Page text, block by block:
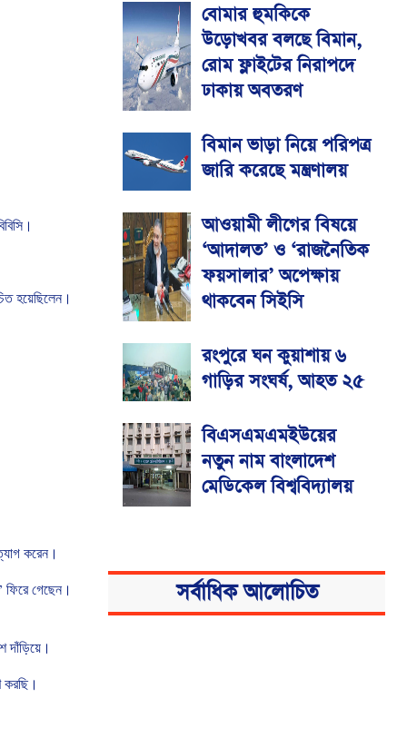
হয়েছিলেন।
করেন।
ফিরে গেছেন।
দাঁড়িয়ে।
করছি।
বোমার হুমকিকে
উড়োখবর বলছে বিমান,
রোম ফ্লাইটের নিরাপদে
ঢাকায় অবতরণ
বিমান ভাড়া নিয়ে পরিপত্র
জারি করেছে মন্ত্রণালয়
আওয়ামী লীগের বিষয়ে
‘আদালত’ ও ‘রাজনৈতিক
ফয়সালার’ অপেক্ষায়
থাকবেন সিইসি
রংপুরে ঘন কুয়াশায় ৬
গাড়ির সংঘর্ষ, আহত ২৫
বিএসএমএমইউয়ের
নতুন নাম বাংলাদেশ
মেডিকেল বিশ্ববিদ্যালয়
সর্বাধিক আলোচিত